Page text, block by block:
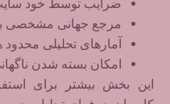
ضرایب توسط خود
مرجع جهانی مشخصی
آمارهای تحلیلی محدود
امکان بسته شدن
این بخش بیشتر برای